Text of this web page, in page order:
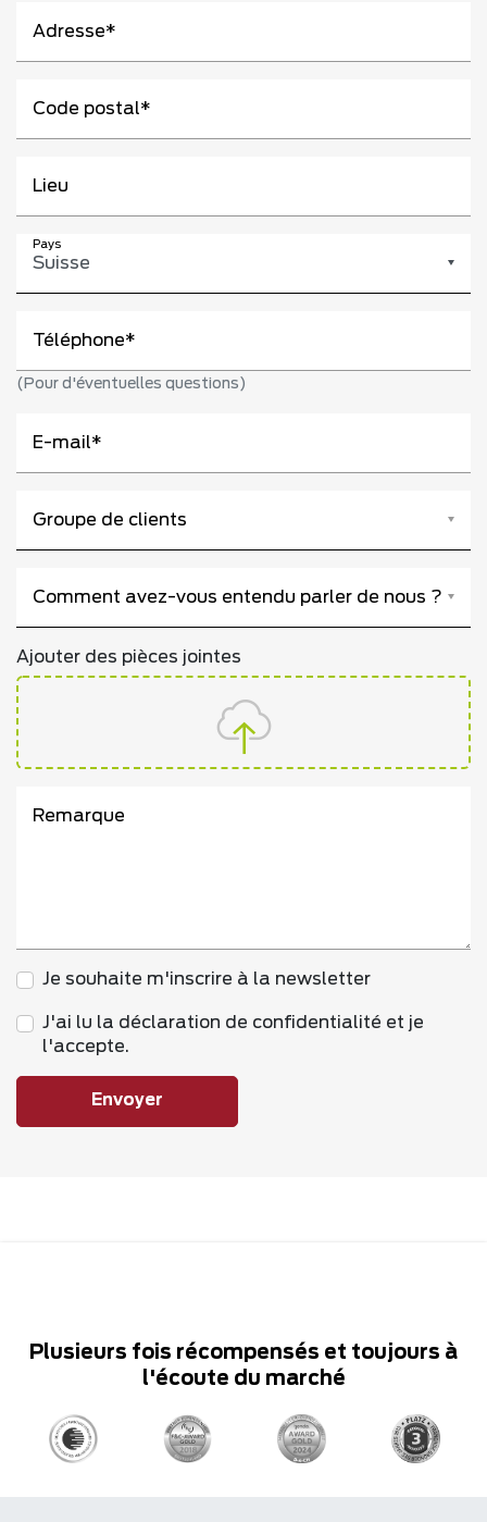
Adresse
Code postal
Lieu
Suisse
Pays
Téléphone
(Pour d'éventuelles questions)
E-mail
Veuillez sélectionner
Groupe de clients
Veuillez sélectionner
Comment avez-vous entendu parler de nous ?
Ajouter des pièces jointes
Remarque
Je souhaite m'inscrire à la newsletter
J'ai lu la déclaration de confidentialité et je
l'accepte.
Envoyer
Plusieurs fois récompensés et toujours à
l'écoute du marché